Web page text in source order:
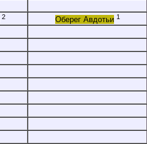
2 Оберег Авдотьи 1